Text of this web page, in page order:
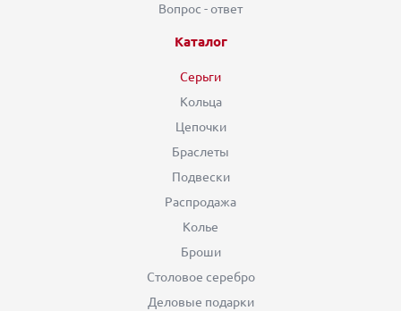
Вопрос - ответ
Каталог
Серьги
Кольца
Цепочки
Браслеты
Подвески
Распродажа
Колье
Броши
Столовое серебро
Деловые подарки